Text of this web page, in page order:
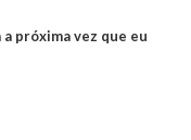
próxima vez que eu